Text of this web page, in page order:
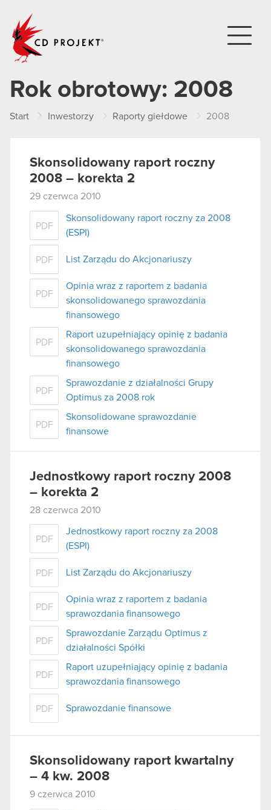
Rok obrotowy: 2008
Start Inwestorzy Raporty giełdowe 2008
Skonsolidowany raport roczny
2008 – korekta 2
29 czerwca 2010
PDF
Skonsolidowany raport roczny za 2008
(ESPI)
PDF List Zarządu do Akcjonariuszy
PDF
Opinia wraz z raportem z badania
skonsolidowanego sprawozdania
finansowego
PDF
Raport uzupełniający opinię z badania
skonsolidowanego sprawozdania
finansowego
PDF
Sprawozdanie z działalności Grupy
Optimus za 2008 rok
PDF
Skonsolidowane sprawozdanie
finansowe
Jednostkowy raport roczny 2008
– korekta 2
28 czerwca 2010
PDF
Jednostkowy raport roczny za 2008
(ESPI)
PDF List Zarządu do Akcjonariuszy
PDF
Opinia wraz z raportem z badania
sprawozdania finansowego
PDF
Sprawozdanie Zarządu Optimus z
działalności Spółki
PDF
Raport uzupełniający opinię z badania
sprawozdania finansowego
PDF Sprawozdanie finansowe
Skonsolidowany raport kwartalny
– 4 kw. 2008
9 czerwca 2010